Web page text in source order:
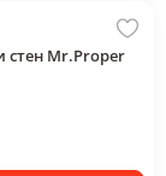
стен Mr.Proper